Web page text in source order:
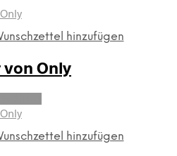
hinzufügen
Only
Dieses
mehrerehinzufügen